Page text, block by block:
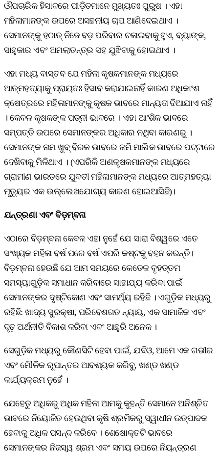
ଔପଚାରିକ ହିସାବରେ ପୀଡ଼ିତମାନେ ମୁଖ୍ୟତଃ ପୁରୁଷ । ଏହା
ମହିଳାମାନଙ୍କ ଉପରେ ଅସହନୀୟ ଚାପ ଆଣିଦେଇଥାଏ ।
ସେମାନଙ୍କୁ ହଠାତ୍‌ ନିଜେ ବଡ଼ ପରିବାର ଚଳାଇବାକୁ ହୁଏ, ବ୍ୟାଙ୍କ,
ସାହୁକାର ଏବଂ ଅମଲାତନ୍ତ୍ର ସହ ଯୁଝିବାକୁ ହୋଇଥାଏ ।
ଏହା ମଧ୍ୟ ବାସ୍ତବ ଯେ ମହିଳା କୃଷକମାନଙ୍କ ମଧ୍ୟରେ
ଆତ୍ମହତ୍ୟାକୁ ପ୍ରାୟତଃ ହିସାବ କରାଯାଇନାହିଁ କାରଣ ଅଧିକାଂଶ
କ୍ଷେତ୍ରରେ ମହିଳାମାନଙ୍କୁ କୃଷକ ଭାବରେ ମାନ୍ୟତା ଦିଆଯାଏ ନାହିଁ
। କେବଳ କୃଷକଙ୍କ ପତ୍ନୀ ଭାବରେ । ଏହା ଆଂଶିକ ଭାବରେ
ସମ୍ପତ୍ତି ଉପରେ ସେମାନଙ୍କର ଅଧିକାର ନଥିବା କାରଣରୁ ।
ସେମାନଙ୍କ ନାମ ଖୁବ୍‌ ବିରଳ ଭାବରେ ଜମି ମାଲିକ ଭାବରେ ପଟ୍ଟାରେ
ଦେଖିବାକୁ ମିଳିଥାଏ । (ଏପରିକି ଅଣକୃଷକମାନଙ୍କ ମଧ୍ୟରେ
ଗ୍ରାମୀଣ ଭାରତରେ ଯୁବତୀ ମହିଳାମାନଙ୍କ ମଧ୍ୟରେ ଆତ୍ମହତ୍ୟା
ମୃତ୍ୟୁର ଏକ ଉଲ୍ଲେଖଯୋଗ୍ୟ କାରଣ ହୋଇଆସିଛି)।
ଯନ୍ତ୍ରଣା ଏବଂ ବିଡ଼ମ୍ବନା
ଏଠାରେ ବିଡ଼ମ୍ବନା କେବଳ ଏହା ନୁହେଁ ଯେ ସାରା ବିଶ୍ୱରେ ଏତେ
ସଂଖ୍ୟକ ମହିଳା ବର୍ଷ ପରେ ବର୍ଷ ଏପରି କଷ୍ଟକୁ ବହନ କରନ୍ତି।
ବିଡ଼ମ୍ବନା ହେଉଛି ଯେ ଆମ ସମୟରେ କେତେକ ବୃହତ୍ତମ
ସମସ୍ୟାଗୁଡ଼ିକ ସମାଧାନ କରିବାରେ ସାହାଯ୍ୟ କରିବା ପାଇଁ
ସେମାନଙ୍କର ଦୃଷ୍ଟିକୋଣ ଏବଂ ସାମର୍ଥ୍ୟ ରହିଛି । ଏଗୁଡ଼ିକ ମଧ୍ୟରୁ
ରହିଛି: ଖାଦ୍ୟ ସୁରକ୍ଷା, ପରିବେଶଗତ ନ୍ୟାୟ, ଏକ ସାମାଜିକ ଏବଂ
ଦୃଢ଼ ଅର୍ଥନୀତି ବିକାଶ କରିବା ଏବଂ ଆହୁରି ଅନେକ ।
ସେଗୁଡ଼ିକ ମଧ୍ୟରୁ କୌଣସିଟି ହେବା ପାଇଁ, ଯଦିଓ, ଆମେ ଏକ ଗଭୀର
ଏବଂ ମୌଳିକ ରୂପାନ୍ତର ଆବଶ୍ୟକ କରିବୁ, ଖଣ୍ଡ ଖଣ୍ଡ
କାର୍ଯ୍ୟକ୍ରମ ନୁହେଁ ।
ଯେହେତୁ ଅଧିକରୁ ଅଧିକ ମହିଳା ଆମକୁ କୁହନ୍ତି ସେମାନେ ଅନିଶ୍ଚିତ
ଭାବରେ ନିୟୋଜିତ ହେଉଥିବା କୃଷି ଶ୍ରମିକରୁ ସ୍ୱାଧୀନ ଉତ୍ପାଦକ
ହେବାକୁ ଅଧିକ ପସନ୍ଦ କରିବେ । ଶେଷୋକ୍ତଟି ଭାବରେ
ସେମାନଙ୍କର ନିଜସ୍ୱ ଶ୍ରମ ଏବଂ ସମୟ ଉପରେ ନିୟନ୍ତ୍ରଣ